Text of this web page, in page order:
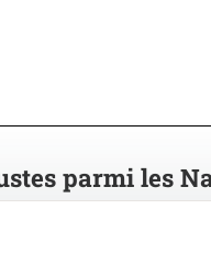
parmi les